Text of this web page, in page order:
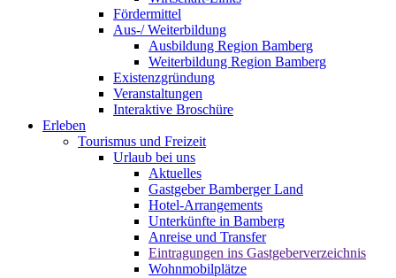
Fördermittel
Aus-/ Weiterbildung
Ausbildung Region Bamberg
Weiterbildung Region Bamberg
Existenzgründung
Veranstaltungen
Interaktive Broschüre
Erleben
Tourismus und Freizeit
Urlaub bei uns
Aktuelles
Gastgeber Bamberger Land
Hotel-Arrangements
Unterkünfte in Bamberg
Anreise und Transfer
Eintragungen ins Gastgeberverzeichnis
Wohnmobilplätze